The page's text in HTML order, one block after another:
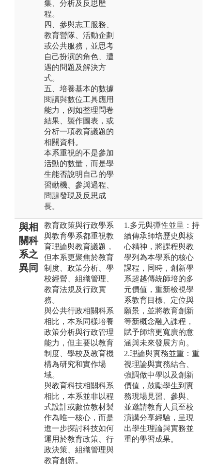
集、分析及反思歷
程。
四、參與志工服務、
教育營隊、活動企劃
或公共服務，並思考
自己扮演的角色、遭
遇的問題及解決方
式。
五、培養基本的數據
閱讀與數位工具應用
能力，例如整理問卷
結果、製作圖表，或
分析一項教育議題的
相關資料。
本系重視的不是參加
活動的數量，而是學
生能否說明自己的學
習動機、參與過程、
問題發現及反思成
長。
與相
關科
系之
異同
教育政策與行政學系
與教育學系都重視教
育理論與教育議題，
但本系更聚焦於教育
制度、政策分析、學
校經營、組織管理、
教育法規及行政實
務。
與公共行政相關科系
相比，本系同樣培養
政策分析與行政管理
能力，但主要以教育
制度、學校及教育機
構為研究和實作場
域。
與教育科技相關科系
相比，本系並非以程
式設計或數位教材製
作為唯一核心，而是
進一步探討科技如何
運用於教育政策、行
政決策、組織管理與
教育創新。
1.多元與彈性並呈：持
續傳承師培歷史與核
心精神，將課程與教
學列為本學系的核心
課程，同時，創新學
系超越傳統師培的多
元價值，重新檢視學
系教育目標、定位與
願景，並將教育創新
等新概念融入課程，
賦予師培更寬廣的意
涵與未來發展方向。
2.理論與實務並重：重
視理論與實務結合、
強調做中學以及創新
價值，鼓勵學生到實
務現場見習、參與、
並邀請教育人員至校
演講分享經驗，呈現
出學生理論與實務並
重的學習成果。